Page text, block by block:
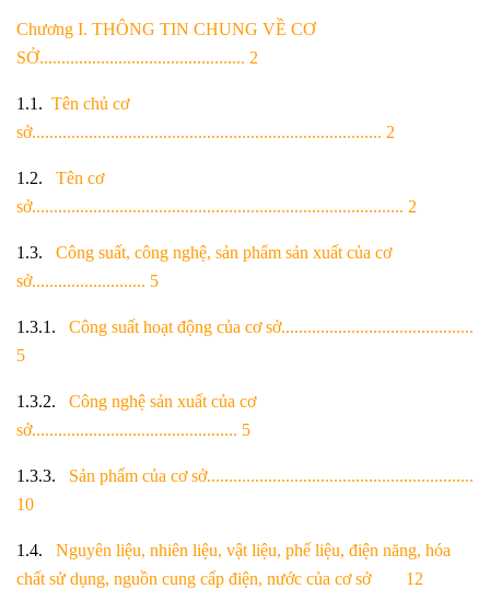
Chương I. THÔNG TIN CHUNG VỀ CƠ
SỞ............................................... 2
1.1. Tên chủ cơ
sở................................................................................ 2
1.2. Tên cơ
sở..................................................................................... 2
1.3. Công suất, công nghệ, sản phẩm sản xuất của cơ
sở.......................... 5
1.3.1. Công suất hoạt động của cơ sở............................................
5
1.3.2. Công nghệ sản xuất của cơ
sở............................................... 5
1.3.3. Sản phẩm của cơ sở.............................................................
10
1.4. Nguyên liệu, nhiên liệu, vật liệu, phế liệu, điện năng, hóa
chất sử dụng, nguồn cung cấp điện, nước của cơ sở 12